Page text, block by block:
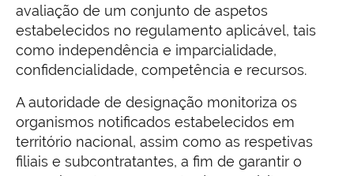
avaliação de um conjunto de aspetos
estabelecidos no regulamento aplicável, tais
como independência e imparcialidade,
confidencialidade, competência e recursos.
A autoridade de designação monitoriza os
organismos notificados estabelecidos em
território nacional, assim como as respetivas
filiais e subcontratantes, a fim de garantir o